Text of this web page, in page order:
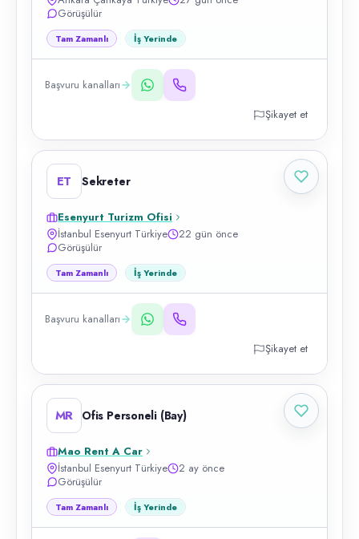
Görüşülür
Tam Zamanlı İş Yerinde
Başvuru kanalları
Şikayet et
ET Sekreter
Esenyurt Turizm Ofisi
İstanbul Esenyurt Türkiye
22 gün önce
Görüşülür
Tam Zamanlı İş Yerinde
Başvuru kanalları
Şikayet et
MR Ofis Personeli (Bay)
Mao Rent A Car
İstanbul Esenyurt Türkiye
2 ay önce
Görüşülür
Tam Zamanlı İş Yerinde